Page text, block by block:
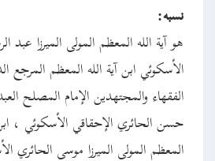
نسبه:
هو آية الله المعظم المولى الميرزا عبد
الأسكوئي ابن آية الله المعظم المرجع
الفقهاء والمجتهدين الإمام المصلح
حسن الحائري الإحقاقي الأسكوئي ، ابن
المعظم المولى الميرزا موسى الحائري